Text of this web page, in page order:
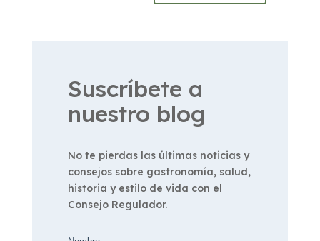
Suscríbete a
nuestro blog
No te pierdas las últimas noticias y
consejos sobre gastronomía, salud,
historia y estilo de vida con el
Consejo Regulador.